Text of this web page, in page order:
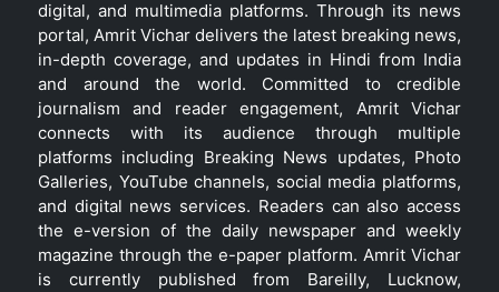
digital, and multimedia platforms. Through its news
portal, Amrit Vichar delivers the latest breaking news,
in-depth coverage, and updates in Hindi from India
and around the world. Committed to credible
journalism and reader engagement, Amrit Vichar
connects with its audience through multiple
platforms including Breaking News updates, Photo
Galleries, YouTube channels, social media platforms,
and digital news services. Readers can also access
the e-version of the daily newspaper and weekly
magazine through the e-paper platform. Amrit Vichar
is currently published from Bareilly, Lucknow,